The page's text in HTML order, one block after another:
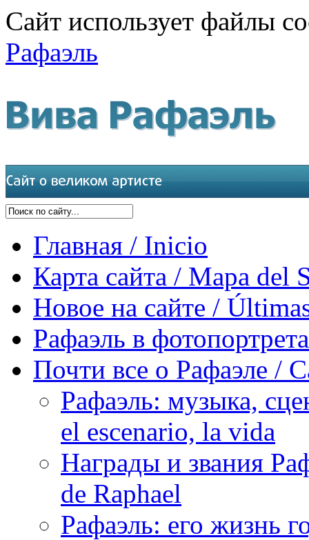
Сайт использует файлы
Рафаэль
Главная / Inicio
Карта сайта / Mapa del
Новое на сайте /
Рафаэль в
Почти все о Рафаэле /
Рафаэль: музыка,
el escenario, la vida
Награды и звания
de Raphael
Рафаэль: его жизнь